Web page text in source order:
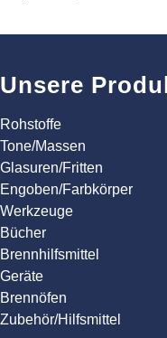
Unsere
Rohstoffe
Tone/Massen
Glasuren/Fritten
Engoben/Farbkörper
Werkzeuge
Bücher
Brennhilfsmittel
Geräte
Brennöfen
Zubehör/Hilfsmittel